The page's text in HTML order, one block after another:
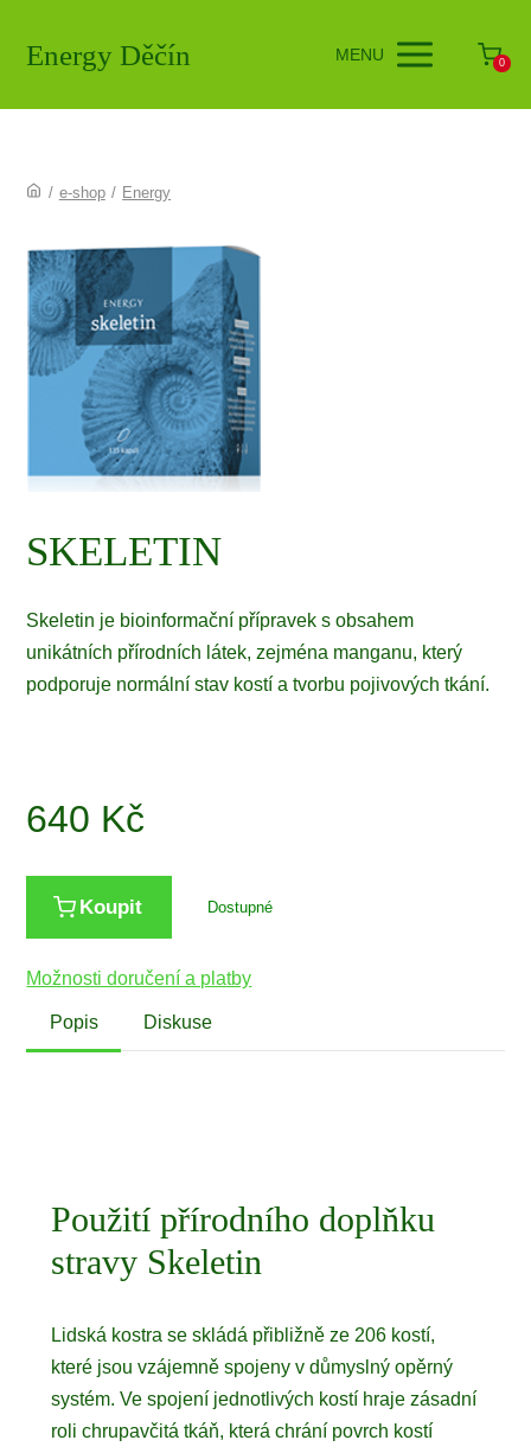
Energy Děčín MENU 0
/ e-shop / Energy
SKELETIN
Skeletin je bioinformační přípravek s obsahem
unikátních přírodních látek, zejména manganu, který
podporuje normální stav kostí a tvorbu pojivových tkání.
640 Kč
Koupit Dostupné
Možnosti doručení a platby
Popis Diskuse
Použití přírodního doplňku
stravy Skeletin
Lidská kostra se skládá přibližně ze 206 kostí,
které jsou vzájemně spojeny v důmyslný opěrný
systém. Ve spojení jednotlivých kostí hraje zásadní
roli chrupavčitá tkáň, která chrání povrch kostí